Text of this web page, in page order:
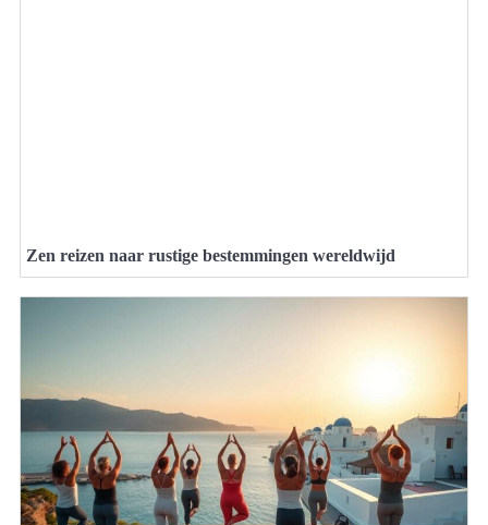
Zen reizen naar rustige bestemmingen wereldwijd